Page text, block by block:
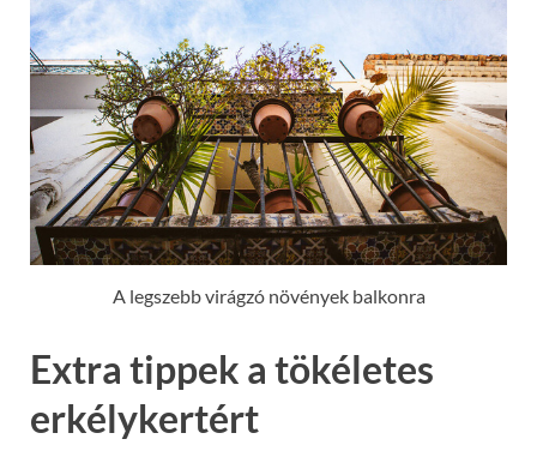
A legszebb virágzó növények balkonra
Extra tippek a tökéletes
erkélykertért